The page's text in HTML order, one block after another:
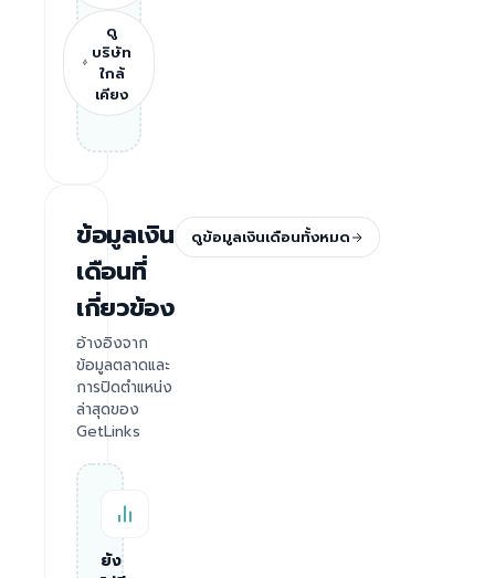
ดู
บริษัท
ใกล้
เคียง
ข้อมูลเงิน
เดือนที่
เกี่ยวข้อง
อ้างอิงจาก
ข้อมูลตลาดและ
การปิดตำแหน่ง
ล่าสุดของ
GetLinks
ดูข้อมูลเงินเดือนทั้งหมด
ยัง